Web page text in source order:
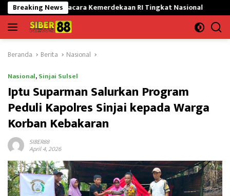
Langsung
ke
konten
Breaking News
Kemerdekaan RI Tingkat Nasional Satgas Yonif
Beranda Berita Nasional
Nasional,Sinjai Sulsel
Iptu Suparman Salurkan Program
Peduli Kapolres Sinjai kepada Warga
Korban Kebakaran
SIBER88
April 4, 2026